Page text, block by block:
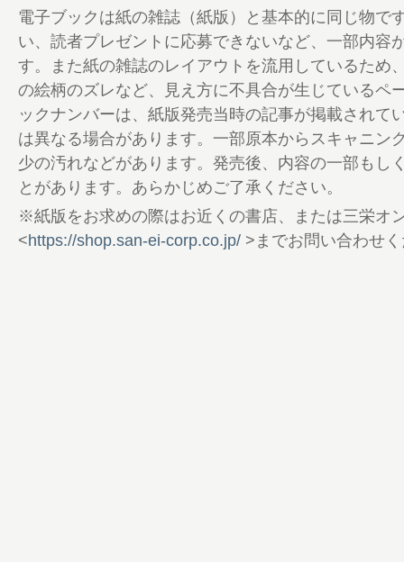
78 坂本さんが愛した果物＆野菜
80 イタリア料理ドゥエマーニ
84 坂本龍一の素顔を訪ねて
92 教授が愛した和菓子
96 坂本龍一さん、思い出の宿にて あさ
寺温泉］
101 福井県の魅力を再発見！ 鯖街道を巡る
110 IT’S NO RULE 1992 PEUGEOT 205
112 東京オートサロン2025 告知
114 BOOK Information
115 エンターテインメント トピックス
電子ブックは紙の雑誌（紙版）と基本的に同じ物で
い、読者プレゼントに応募できないなど、一部内容
す。また紙の雑誌のレイアウトを流用しているため
の絵柄のズレなど、見え方に不具合が生じているペ
ックナンバーは、紙版発売当時の記事が掲載されて
は異なる場合があります。一部原本からスキャニン
少の汚れなどがあります。発売後、内容の一部もし
とがあります。あらかじめご了承ください。
※紙版をお求めの際はお近くの書店、または三栄オ
<https://shop.san-ei-corp.co.jp/ >までお問い合わせ